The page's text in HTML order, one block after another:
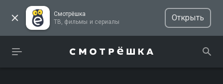
Смотрёшка
ТВ, фильмы и сериалы
Открыть